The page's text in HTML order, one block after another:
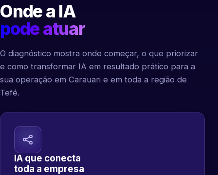
Onde a IA
pode atuar
O diagnóstico mostra onde começar, o que priorizar
e como transformar IA em resultado prático para a
sua operação em Carauari e em toda a região de
Tefé.
IA que conecta
toda a empresa